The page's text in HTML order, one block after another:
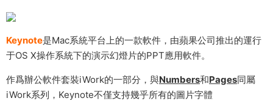
Keynote是Mac系統平台上的一款軟件，由蘋果公司推出的運行
于OS X操作系統下的演示幻燈片的PPT應用軟件。
作爲辦公軟件套裝iWork的一部分，與Numbers和Pages同屬
iWork系列，Keynote不僅支持幾乎所有的圖片字體